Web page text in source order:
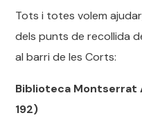
Tots i totes volem
dels punts de recollida
al barri de les Corts:
Biblioteca Montserrat
192)